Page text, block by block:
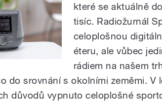
které se aktuálně
tisíc. Radiožurnál
celoplošnou
éteru, ale vůbec
rádiem na našem
do srovnání s okolními zeměmi. V
důvodů vypnuto celoplošné